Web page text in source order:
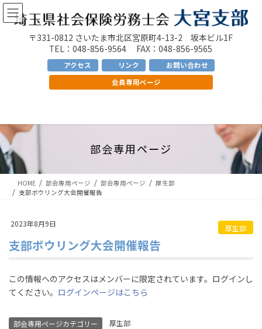
コ
ン
プ
ナ
ビ
動
〒331-0812 さいたま市北区宮原町4-13-2 坂本ビル1F
TEL：048-856-9564 FAX：048-856-9565
アクセス リンク
お問い合わせ
会員専用ページ
部会専用ページ
HOME 部会専用ページ 部会専用ページ
厚生部
支部ボウリング大会開催報告
2023年8月9日 厚生部
支部ボウリング大会開催報告
この情報へのアクセスはメンバーに限定されています。ログインし
てください。 ログインページはこちら
部会専用ページカテゴリー 厚生部